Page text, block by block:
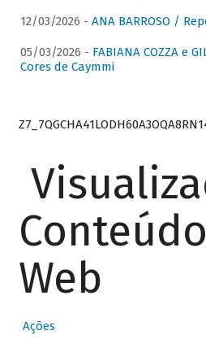
12/03/2026 - ANA BARROSO /
05/03/2026 - FABIANA COZZA e
Cores de Caymmi
Web
Ações